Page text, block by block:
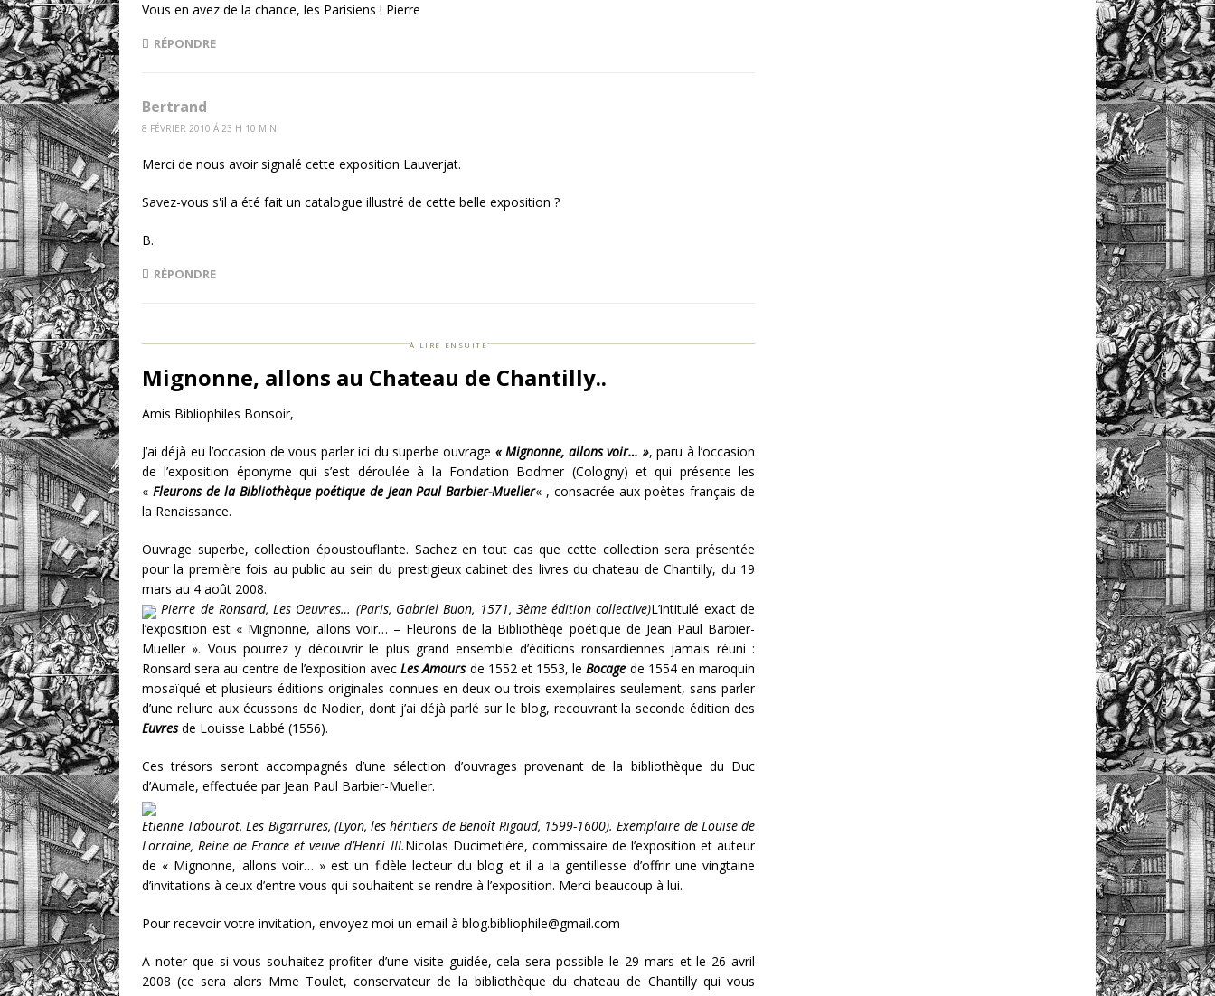
Vous en avez de la chance, les Parisiens ! Pierre
RÉPONDRE
Bertrand
8 FÉVRIER 2010 Á 23 H 10 MIN
Merci de nous avoir signalé cette exposition Lauverjat.
Savez-vous s'il a été fait un catalogue illustré de cette belle exposition ?
B.
RÉPONDRE
à lire ensuite
Mignonne, allons au Chateau de Chantilly..
Amis Bibliophiles Bonsoir,
J’ai déjà eu l’occasion de vous parler ici du superbe ouvrage « Mignonne, allons voir… », paru à l’occasion
de l’exposition éponyme qui s’est déroulée à la Fondation Bodmer (Cologny) et qui présente les
« Fleurons de la Bibliothèque poétique de Jean Paul Barbier-Mueller« , consacrée aux poètes français de
la Renaissance.
Ouvrage superbe, collection époustouflante. Sachez en tout cas que cette collection sera présentée
pour la première fois au public au sein du prestigieux cabinet des livres du chateau de Chantilly, du 19
mars au 4 août 2008.
Pierre de Ronsard, Les Oeuvres… (Paris, Gabriel Buon, 1571, 3ème édition collective)L’intitulé exact de
l’exposition est « Mignonne, allons voir… – Fleurons de la Bibliothèqe poétique de Jean Paul Barbier-
Mueller ». Vous pourrez y découvrir le plus grand ensemble d’éditions ronsardiennes jamais réuni :
Ronsard sera au centre de l’exposition avecLes Amoursde 1552 et 1553, le Bocage de 1554 en maroquin
mosaïqué et plusieurs éditions originales connues en deux ou trois exemplaires seulement, sans parler
d’une reliure aux écussons de Nodier, dont j’ai déjà parlé sur le blog, recouvrant la seconde édition des
Euvresde Louisse Labbé (1556).
Ces trésors seront accompagnés d’une sélection d’ouvrages provenant de la bibliothèque du Duc
d’Aumale, effectuée par Jean Paul Barbier-Mueller.
Etienne Tabourot, Les Bigarrures, (Lyon, les héritiers de Benoît Rigaud, 1599-1600). Exemplaire de Louise de
Lorraine, Reine de France et veuve d’Henri III.Nicolas Ducimetière, commissaire de l’exposition et auteur
de « Mignonne, allons voir… » est un fidèle lecteur du blog et il a la gentillesse d’offrir une vingtaine
d’invitations à ceux d’entre vous qui souhaitent se rendre à l’exposition. Merci beaucoup à lui.
Pour recevoir votre invitation, envoyez moi un email à blog.bibliophile@gmail.com
A noter que si vous souhaitez profiter d’une visite guidée, cela sera possible le 29 mars et le 26 avril
2008 (ce sera alors Mme Toulet, conservateur de la bibliothèque du chateau de Chantilly qui vous